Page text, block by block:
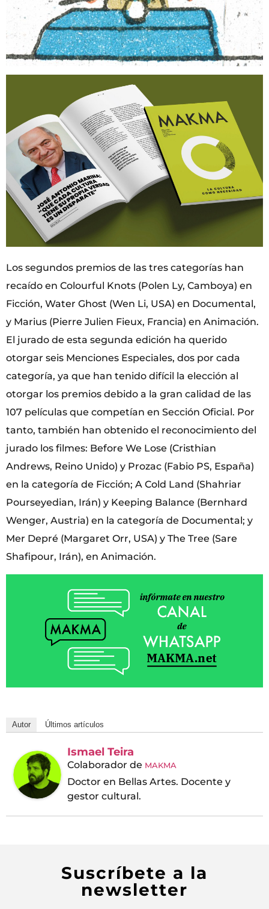
Los segundos premios de las tres categorías han
recaído en Colourful Knots (Polen Ly, Camboya) en
Ficción, Water Ghost (Wen Li, USA) en Documental,
y Marius (Pierre Julien Fieux, Francia) en Animación.
El jurado de esta segunda edición ha querido
otorgar seis Menciones Especiales, dos por cada
categoría, ya que han tenido difícil la elección al
otorgar los premios debido a la gran calidad de las
107 películas que competían en Sección Oficial. Por
tanto, también han obtenido el reconocimiento del
jurado los filmes: Before We Lose (Cristhian
Andrews, Reino Unido) y Prozac (Fabio PS, España)
en la categoría de Ficción; A Cold Land (Shahriar
Pourseyedian, Irán) y Keeping Balance (Bernhard
Wenger, Austria) en la categoría de Documental; y
Mer Depré (Margaret Orr, USA) y The Tree (Sare
Shafipour, Irán), en Animación.
Autor Últimos artículos
Ismael Teira
Colaborador de MAKMA
Doctor en Bellas Artes. Docente y
gestor cultural.
Suscríbete a la
newsletter